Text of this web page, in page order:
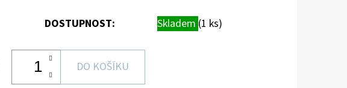
DOSTUPNOST: Skladem (1 ks)
DO KOŠÍKU